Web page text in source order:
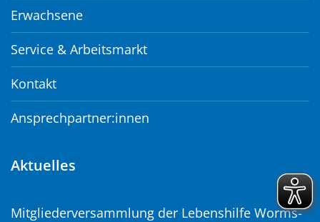
Erwachsene
Service & Arbeitsmarkt
Kontakt
Ansprechpartner:innen
Aktuelles
Mitgliederversammlung der Lebenshilfe Worms-